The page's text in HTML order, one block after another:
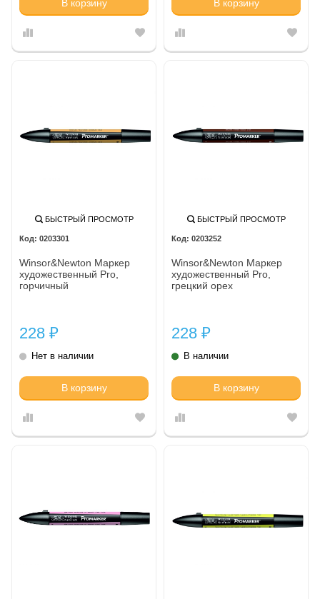
В корзину В корзину
БЫСТРЫЙ ПРОСМОТР
0203301
Winsor&Newton Маркер
художественный Pro,
горчичный
228 ₽
Нет в наличии
В корзину
БЫСТРЫЙ ПРОСМОТР
0203252
Winsor&Newton Маркер
художественный Pro,
грецкий орех
228 ₽
В наличии
В корзину